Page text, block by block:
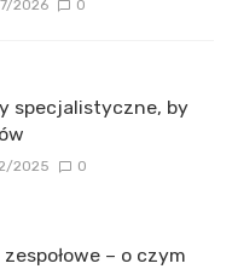
2026 0
specjalistyczne, by
2025 0
– o czym